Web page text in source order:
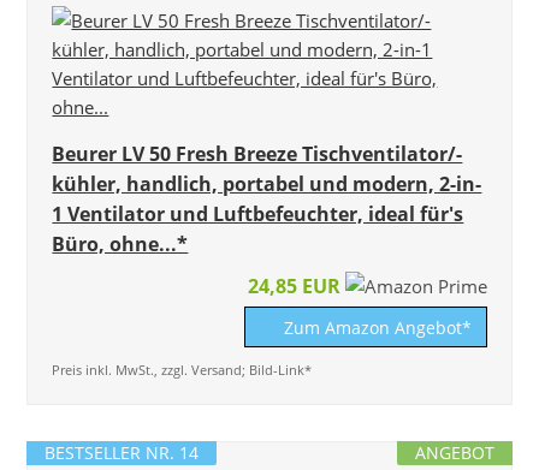
Beurer LV 50 Fresh Breeze Tischventilator/-
kühler, handlich, portabel und modern, 2-in-
1 Ventilator und Luftbefeuchter, ideal für's
Büro, ohne...*
24,85 EUR
Zum Amazon Angebot*
Preis inkl. MwSt., zzgl. Versand; Bild-Link*
ANGEBOT
BESTSELLER NR. 14